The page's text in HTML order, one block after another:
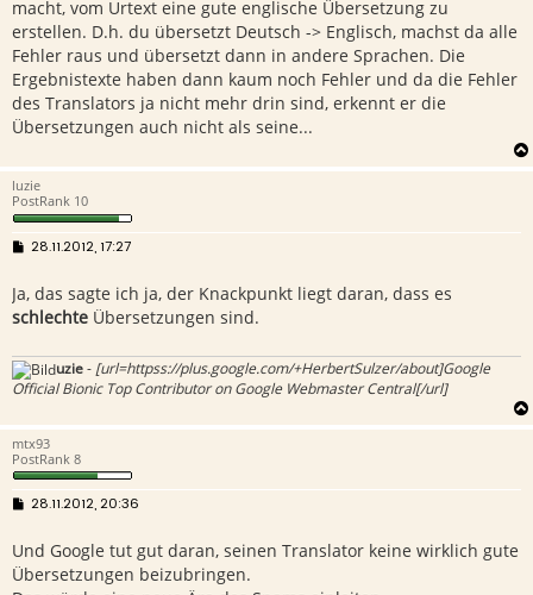
macht, vom Urtext eine gute englische Übersetzung zu
erstellen. D.h. du übersetzt Deutsch -> Englisch, machst da alle
Fehler raus und übersetzt dann in andere Sprachen. Die
Ergebnistexte haben dann kaum noch Fehler und da die Fehler
des Translators ja nicht mehr drin sind, erkennt er die
Übersetzungen auch nicht als seine...
luzie
PostRank 10
B
r
a
28.11.2012, 17:27
Ja, das sagte ich ja, der Knackpunkt liegt daran, dass es
schlechte Übersetzungen sind.
uzie- [url=httpss://plus.google.com/+HerbertSulzer/about]Google
Official Bionic Top Contributor on Google Webmaster Central[/url]
mtx93
PostRank 8
B
t
r
a
28.11.2012, 20:36
Und Google tut gut daran, seinen Translator keine wirklich gute
Übersetzungen beizubringen.